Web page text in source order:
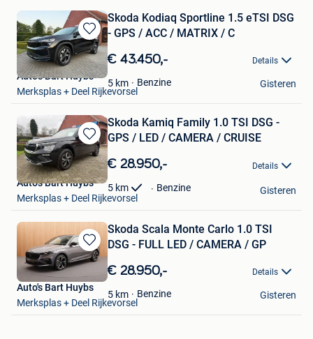
Bewaren
in
Mijn
Favorieten
Skoda Kodiaq Sportline 1.5 eTSI DSG
- GPS / ACC / MATRIX / C
€ 43.450,- Details
5 km Benzine
Auto's Bart Huybs
Merksplas + Deel Rijkevorsel
Gisteren
Bewaren
in
Mijn
Favorieten
Skoda Kamiq Family 1.0 TSI DSG -
GPS / LED / CAMERA / CRUISE
€ 28.950,- Details
5 km Benzine
Auto's Bart Huybs
Merksplas + Deel Rijkevorsel
Gisteren
Bewaren
in
Mijn
Favorieten
Skoda Scala Monte Carlo 1.0 TSI
DSG - FULL LED / CAMERA / GP
€ 28.950,- Details
5 km Benzine
Auto's Bart Huybs
Merksplas + Deel Rijkevorsel
Gisteren